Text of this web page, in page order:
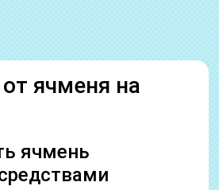
ячменя на
ячмень